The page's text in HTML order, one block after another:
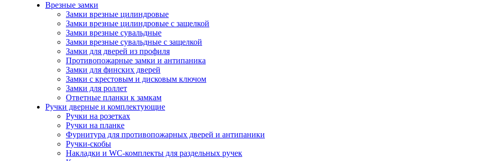
Врезные замки
Замки врезные цилиндровые
Замки врезные цилиндровые с защелкой
Замки врезные сувальдные
Замки врезные сувальдные с защелкой
Замки для дверей из профиля
Противопожарные замки и антипаника
Замки для финских дверей
Замки с крестовым и дисковым ключом
Замки для роллет
Ответные планки к замкам
Ручки дверные и комплектующие
Ручки на розетках
Ручки на планке
Фурнитура для противопожарных дверей и антипаники
Ручки-скобы
Накладки и WC-комплекты для раздельных ручек